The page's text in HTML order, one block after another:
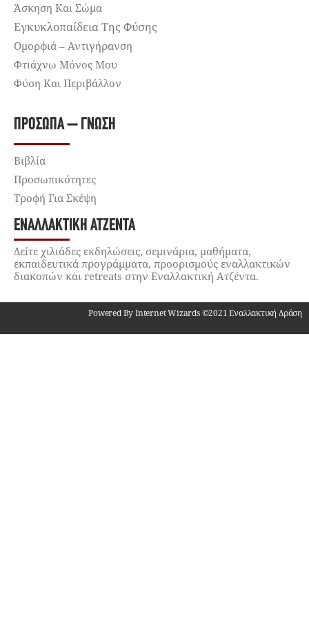
Άσκηση Και Σώμα
Εγκυκλοπαίδεια Της Φύσης
Ομορφιά – Αντιγήρανση
Φτιάχνω Μόνος Μου
Φύση Και Περιβάλλον
ΠΡΌΣΩΠΑ – ΓΝΏΣΗ
Βιβλία
Προσωπικότητες
Τροφή Για Σκέψη
ΕΝΑΛΛΑΚΤΙΚΉ ΑΤΖΈΝΤΑ
Δείτε χιλιάδες εκδηλώσεις, σεμινάρια, μαθήματα,
εκπαιδευτικά προγράμματα, προορισμούς εναλλακτικών
διακοπών και retreats στην Εναλλακτική Ατζέντα.
Powered By Internet Wizards ©2021 Εναλλακτική Δράση